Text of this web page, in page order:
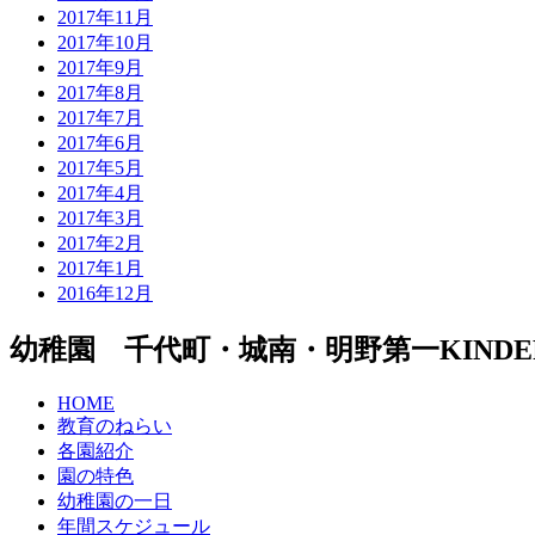
2017年11月
2017年10月
2017年9月
2017年8月
2017年7月
2017年6月
2017年5月
2017年4月
2017年3月
2017年2月
2017年1月
2016年12月
幼稚園 千代町・城南・明野第一
HOME
教育のねらい
各園紹介
園の特色
幼稚園の一日
年間スケジュール